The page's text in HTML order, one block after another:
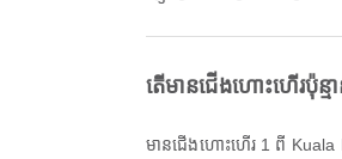
តើមានជើងហោះហើរប៉ុ
មានជើងហោះហើរ 1 ពី